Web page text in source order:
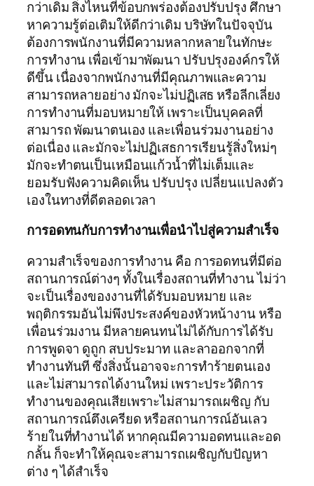
กว่าเดิม สิ่งไหนที่ข้อบกพร่องต้องปรับปรุง ศึกษา
หาความรู้ต่อเติมให้ดีกว่าเดิม บริษัทในปัจจุบัน
ต้องการพนักงานที่มีความหลากหลายในทักษะ
การทำงาน เพื่อเข้ามาพัฒนา ปรับปรุงองค์กรให้
ดีขึ้น เนื่องจากพนักงานที่มีคุณภาพและความ
สามารถหลายอย่าง มักจะไม่ปฏิเสธ หรือลีกเลี่ยง
การทำงานที่มอบหมายให้ เพราะเป็นบุคคลที่
สามารถ พัฒนาตนเอง และเพื่อนร่วมงานอย่าง
ต่อเนื่อง และมักจะไม่ปฏิเสธการเรียนรู้สิ่งใหม่ๆ
มักจะทำตนเป็นเหมือนแก้วน้ำที่ไม่เต็มและ
ยอมรับฟังความคิดเห็น ปรับปรุง เปลี่ยนแปลงตัว
เองในทางที่ดีตลอดเวลา
การอดทนกับการทำงานเพื่อนำไปสู่ความสำเร็จ
ความสำเร็จของการทำงาน คือ การอดทนที่มีต่อ
สถานการณ์ต่างๆ ทั้งในเรื่องสถานที่ทำงาน ไม่ว่า
จะเป็นเรื่องของงานที่ได้รับมอบหมาย และ
พฤติกรรมอันไม่พึงประสงค์ของหัวหน้างาน หรือ
เพื่อนร่วมงาน มีหลายคนทนไม่ได้กับการได้รับ
การพูดจา ดูถูก สบประมาท และลาออกจากที่
ทำงานทันที ซึ่งสิ่งนั้นอาจจะการทำร้ายตนเอง
และไม่สามารถได้งานใหม่ เพราะประวัติการ
ทำงานของคุณเสียเพราะไม่สามารถเผชิญ กับ
สถานการณ์ตึงเครียด หรือสถานการณ์อันเลว
ร้ายในที่ทำงานได้ หากคุณมีความอดทนและอด
กลั้น ก็จะทำให้คุณจะสามารถเผชิญกับปัญหา
ต่าง ๆ ได้สำเร็จ